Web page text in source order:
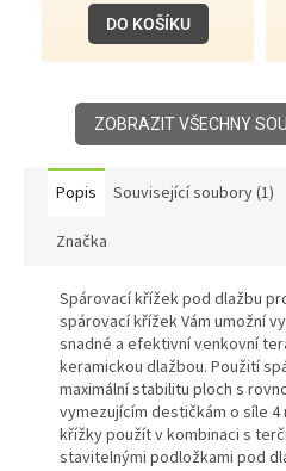
DO KOŠÍKU
ZOBRAZIT VŠECHNY
Popis Související soubory (1)
Značka
Spárovací křížek pod dlažbu
spárovací křížek Vám umožní
snadné a efektivní venkovní
keramickou dlažbou. Použití
maximální stabilitu ploch s
vymezujícím destičkám o síle
křížky použít v kombinaci s
stavitelnými podložkami pod